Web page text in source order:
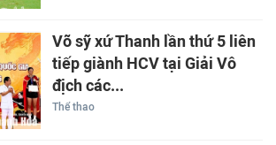
Võ sỹ xứ Thanh lần thứ 5 liên
tiếp giành HCV tại Giải Vô
địch các...
Thể thao